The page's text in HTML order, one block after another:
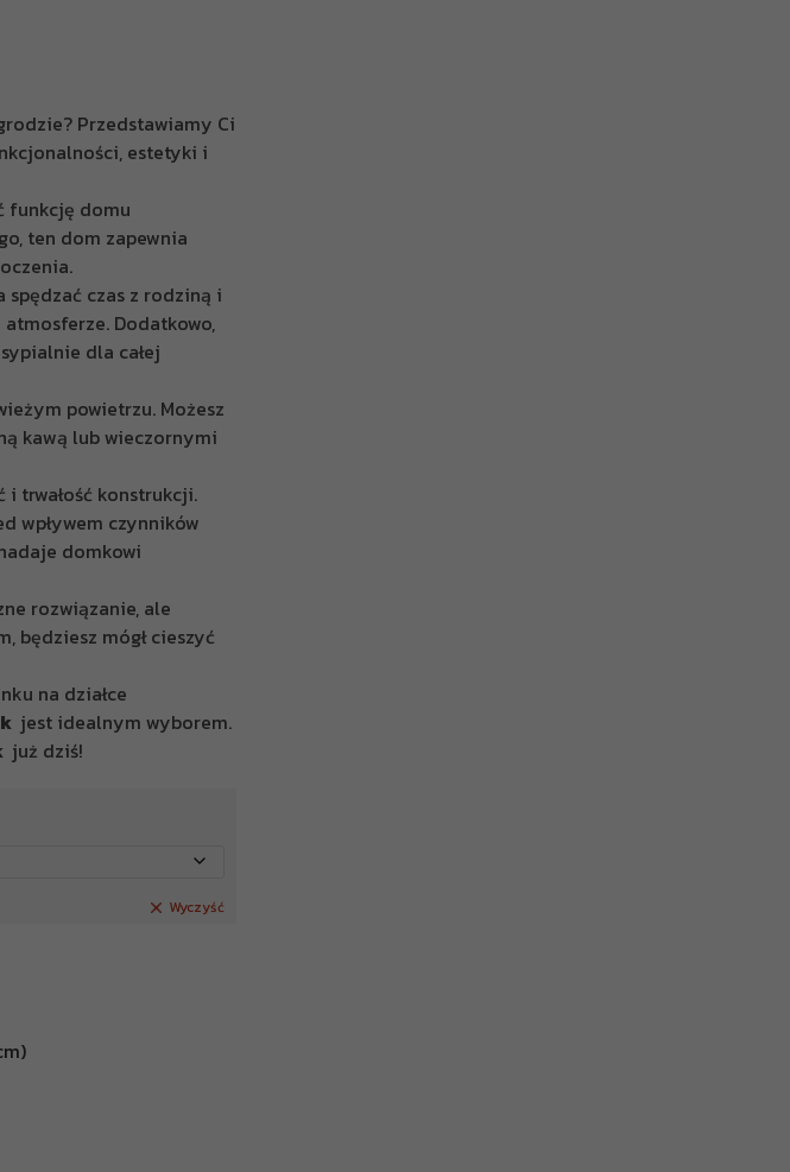
Przedstawiamy Ci
estetyki i
funkcję domu
ten dom zapewnia
czas z rodziną i
Dodatkowo,
dla całej
powietrzu. Możesz
kawą lub wieczornymi
trwałość konstrukcji.
wpływem czynników
domkowi
rozwiązanie, ale
będziesz mógł cieszyć
na działce
jest idealnym wyborem.
już dziś!
Wyczyść